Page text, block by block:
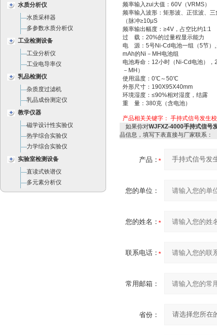
水质分析仪
水质采样器
多参数水质分析仪
工业检测设备
工业分析仪
工业电导率仪
乳品检测仪
杂质度过滤机
乳品成份测定仪
教学仪器
磁学设计性实验仪
热学综合实验仪
力学综合实验仪
实验室检测设备
直读式铁谱仪
多元素分析仪
频率输入zui大值：60V（VRMS）
频率输入波形：矩形波、正弦波、三
（脉冲≥10μS
频率输出幅度：≥4V，占空比约1:1
过 载：20%的过量程显示能力
电 源：5号Ni-Cd电池一组（5节）,
mAh的Ni－MH电池组
电池寿命：12小时（Ni-Cd电池），
－MH）
使用温度：0℃～50℃
外形尺寸：190X95X40mm
环境湿度：≤90%相对湿度，结露
重 量：380克（含电池）
产品相关关键字： 手持式信号发生
如果你对WJFXZ-4000手持式信号
品信息，填写下表直接与厂家联系：
产品：
您的单位：
您的姓名：
联系电话：
常用邮箱：
省份：